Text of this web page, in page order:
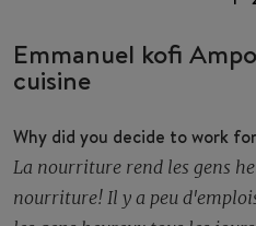
Emmanuel kofi
cuisine
Why did you decide to work
La nourriture rend les gens
nourriture! Il y a peu